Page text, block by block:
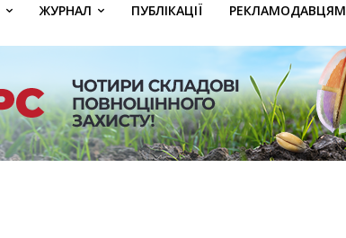
ЖУРНАЛ ПУБЛІКАЦІЇ РЕКЛАМОДАВЦЯМ